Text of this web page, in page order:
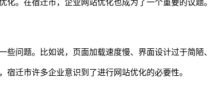
化。在宿迁市，企业网站优化也成为了一个重要的议题
些问题。比如说，页面加载速度慢、界面设计过于简陋
迁市许多企业意识到了进行网站优化的必要性。